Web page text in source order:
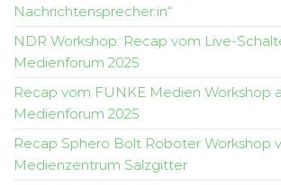
Nachrichtensprecher:in“
NDR Workshop: Recap vom Live-
Medienforum 2025
Recap vom FUNKE Medien Workshop
Medienforum 2025
Recap Sphero Bolt Roboter Workshop
Medienzentrum Salzgitter